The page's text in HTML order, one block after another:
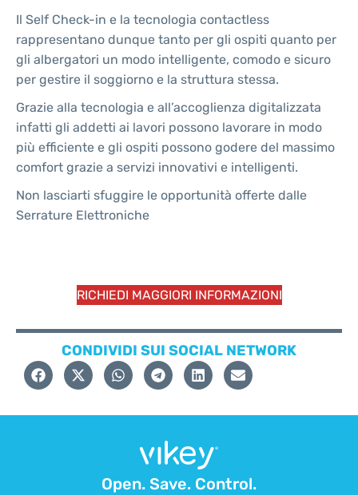
Il Self Check-in e la tecnologia contactless
rappresentano dunque tanto per gli ospiti quanto per
gli albergatori un modo intelligente, comodo e sicuro
per gestire il soggiorno e la struttura stessa.
Grazie alla tecnologia e all’accoglienza digitalizzata
infatti gli addetti ai lavori possono lavorare in modo
più efficiente e gli ospiti possono godere del massimo
comfort grazie a servizi innovativi e intelligenti.
Non lasciarti sfuggire le opportunità offerte dalle
Serrature Elettroniche
RICHIEDI MAGGIORI INFORMAZIONI
CONDIVIDI SUI SOCIAL NETWORK
Open. Save. Control.